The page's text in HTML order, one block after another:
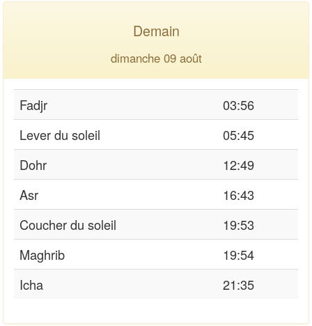
Demain
dimanche 09 août
Fadjr
03:56
Lever du soleil
05:45
Dohr
12:49
Asr
16:43
Coucher du soleil
19:53
Maghrib
19:54
Icha
21:35